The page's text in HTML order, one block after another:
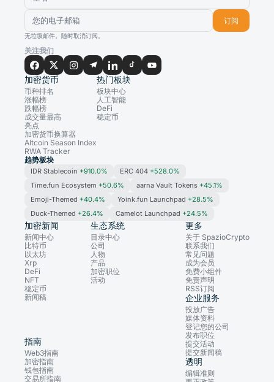
订阅
无垃圾邮件。随时取消订阅。
关注我们
加密货币
币种排名
涨幅榜
跌幅榜
成交量最高
亮点
加密货币换算器
Altcoin Season Index
RWA Tracker
热门板块
板块中心
人工智能
DeFi
稳定币
趋势板块
IDR Stablecoin +910.0% ERC 404 +528.0%
Time.fun Ecosystem +50.6% aarna Vault Tokens +45.1%
Emoji-Themed +40.4% Yoink.fun Launchpad +28.5%
Duck-Themed +26.4% Camelot Launchpad +24.5%
加密新闻
新闻中心
比特币
以太坊
Xrp
DeFi
NFT
稳定币
新闻稿
生态系统
目录中心
公司
人物
产品
加密职位
活动
指南
Web3指南
加密指南
钱包指南
交易所指南
更多
关于 SpazioCrypto
联系我们
常见问题
成为会员
免费小组件
免责声明
RSS订阅
企业服务
投放广告
媒体资料
登记您的公司
发布职位
提交活动
提交新闻稿
透明
编辑准则